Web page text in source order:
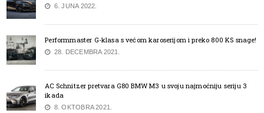
6. JUNA 2022.
Performmaster G-klasa s većom karoserijom i preko 800 KS snage!
28. DECEMBRA 2021.
AC Schnitzer pretvara G80 BMW M3 u svoju najmoćniju seriju 3
ikada
8. OKTOBRA 2021.